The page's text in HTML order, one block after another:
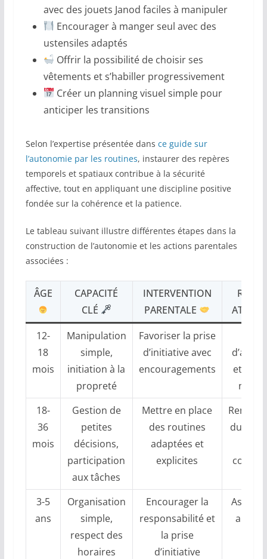
avec des jouets Janod faciles à manipuler
Encourager à manger seul avec des
ustensiles adaptés
Offrir la possibilité de choisir ses
vêtements et s’habiller progressivement
Créer un planning visuel simple pour
anticiper les transitions
Selon l’expertise présentée dans ce guide sur
l’autonomie par les routines, instaurer des repères
temporels et spatiaux contribue à la sécurité
affective, tout en appliquant une discipline positive
fondée sur la cohérence et la patience.
Le tableau suivant illustre différentes étapes dans la
construction de l’autonomie et les actions parentales
associées :
ÂGE
CAPACITÉ
CLÉ
INTERVENTION
PARENTALE
12-
18
mois
Manipulation
simple,
initiation à la
propreté
Favoriser la prise
d’initiative avec
encouragements
et
18-
36
mois
Gestion de
petites
décisions,
participation
aux tâches
Mettre en place
des routines
adaptées et
explicites
du
3-5
ans
Organisation
simple,
respect des
horaires
Encourager la
responsabilité et
la prise
d’initiative